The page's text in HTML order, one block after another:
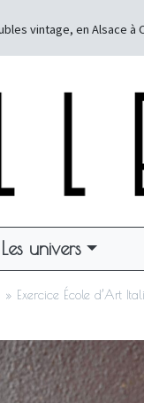
vintage, en Alsace à
Les univers
» Exercice École d’Art